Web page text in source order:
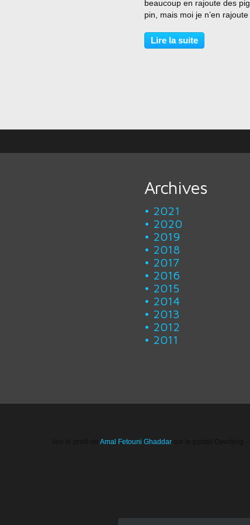
beaucoup en rajoute des
pin, mais moi je n’en rajoute
salé comme le halloumi ou
Préparation: 20 minutes
Lire la suite
Archives
2021
2020
2019
2018
2017
2016
2015
2014
2013
2012
2011
Amal Fetouni Ghaddar